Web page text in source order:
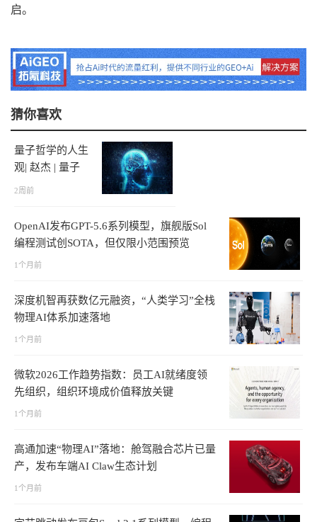
启。
猜你喜欢
量子哲学的人生
观| 赵杰 | 量子
哲学
2周前
OpenAI发布GPT-5.6系列模型，旗舰版Sol
编程测试创SOTA，但仅限小范围预览
1个月前
深度机智再获数亿元融资，“人类学习”全栈
物理AI体系加速落地
1个月前
微软2026工作趋势指数：员工AI就绪度领
先组织，组织环境成价值释放关键
1个月前
高通加速“物理AI”落地：舱驾融合芯片已量
产，发布车端AI Claw生态计划
1个月前